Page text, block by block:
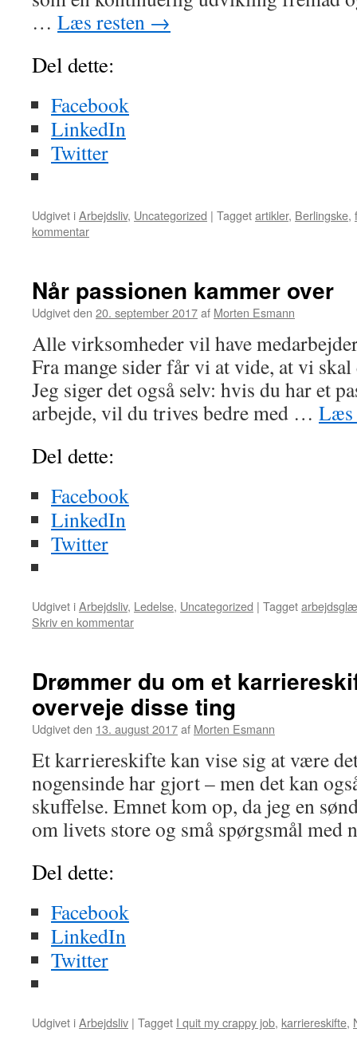
… Læs resten →
Del dette:
Facebook
LinkedIn
Twitter
Udgivet iArbejdsliv, Uncategorized | Taggetartikler, Berlingske,
kommentar
Når passionen kammer over
Udgivet den 20. september 2017af Morten Esmann
Alle virksomheder vil have
Fra mange sider får vi at vide, at vi skal
Jeg siger det også selv: hvis du har et
arbejde, vil du trives bedre med … Læs
Del dette:
Facebook
LinkedIn
Twitter
Udgivet iArbejdsliv, Ledelse, Uncategorized | Tagget
Skriv en kommentar
Drømmer du om et
overveje disse ting
Udgivet den 13. august 2017af Morten Esmann
Et karriereskifte kan vise sig at være
nogensinde har gjort – men det kan
skuffelse. Emnet kom op, da jeg en
om livets store og små spørgsmål
Del dette:
Facebook
LinkedIn
Twitter
Udgivet iArbejdsliv | Tagget I quit my crappy job, karriereskifte,